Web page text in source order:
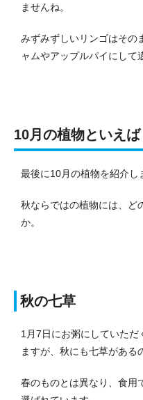
ませんね。
みずみずしいリンゴはその
ャムやアップルパイにして
10月の植物といえば
最後に10月の植物を紹介し
秋ならではの植物には、ど
か。
秋の七草
1月7日にお粥にしていた
ますが、秋にも七草がある
春のものとは異なり、食用